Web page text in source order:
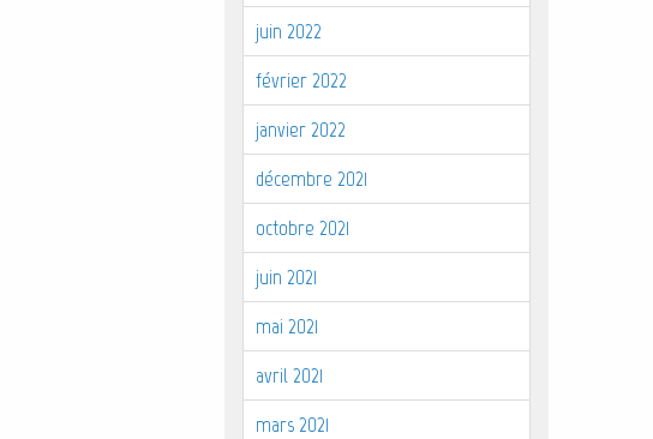
juin 2022
février 2022
janvier 2022
décembre 2021
octobre 2021
juin 2021
mai 2021
avril 2021
mars 2021